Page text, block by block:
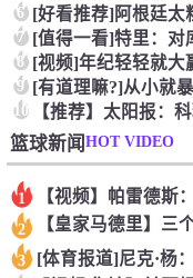
6
7
8 [视频]年纪轻轻就大
9
10
篮球新闻HOT VIDEO
1
2
3